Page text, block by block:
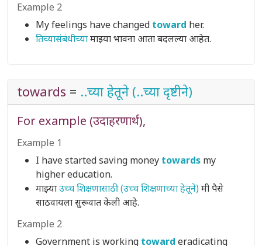
Example 2
My feelings have changed toward her.
तिच्यासंबंधीच्यामाझ्या भावना आता बदलल्या आहेत.
towards = ..च्या हेतूने (..च्या दृष्टीने)
For example (उदाहरणार्थ),
Example 1
I have started saving money towards my
higher education.
माझ्याउच्च शिक्षणासाठी (उच्च शिक्षणाच्या हेतूने)मी पैसे
साठवायला सुरूवात केली आहे.
Example 2
Government is working toward eradicating